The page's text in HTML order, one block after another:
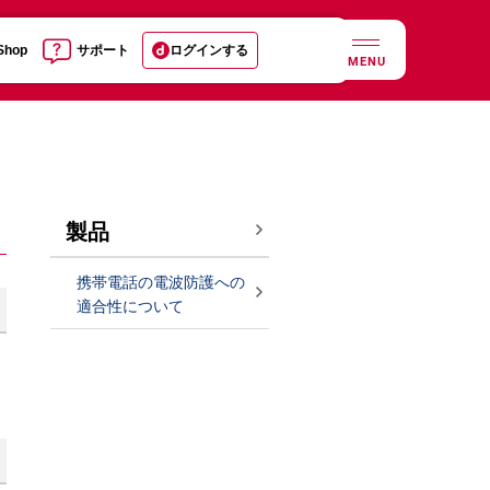
サポート ログインする
MENU
製品
携帯電話の電波防護への
適合性について